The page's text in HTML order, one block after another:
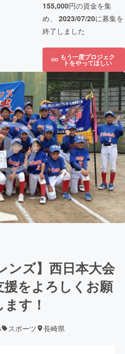
155,000円の資金を集
め、 2023/07/20に募集を
終了しました
もう一度プロジェク
トをやってほしい
ンズ】西日本大会
をよろしくお願
す！
スポーツ 長崎県